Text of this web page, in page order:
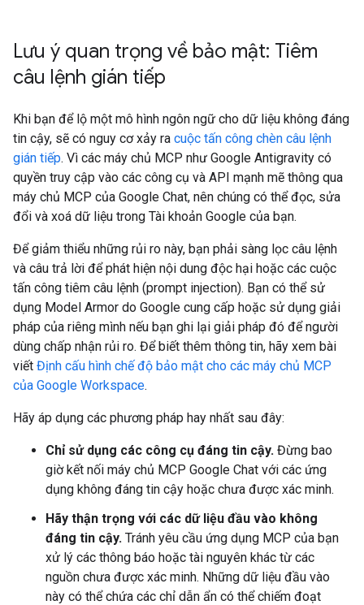
Lưu ý quan trọng về bảo mật: Tiêm
câu lệnh gián tiếp
Khi bạn để lộ một mô hình ngôn ngữ cho dữ liệu không đáng
tin cậy, sẽ có nguy cơ xảy ra cuộc tấn công chèn câu lệnh
gián tiếp. Vì các máy chủ MCP như Google Antigravity có
quyền truy cập vào các công cụ và API mạnh mẽ thông qua
máy chủ MCP của Google Chat, nên chúng có thể đọc, sửa
đổi và xoá dữ liệu trong Tài khoản Google của bạn.
Để giảm thiểu những rủi ro này, bạn phải sàng lọc câu lệnh
và câu trả lời để phát hiện nội dung độc hại hoặc các cuộc
tấn công tiêm câu lệnh (prompt injection). Bạn có thể sử
dụng Model Armor do Google cung cấp hoặc sử dụng giải
pháp của riêng mình nếu bạn ghi lại giải pháp đó để người
dùng chấp nhận rủi ro. Để biết thêm thông tin, hãy xem bài
viết Định cấu hình chế độ bảo mật cho các máy chủ MCP
của Google Workspace.
Hãy áp dụng các phương pháp hay nhất sau đây:
Chỉ sử dụng các công cụ đáng tin cậy. Đừng bao
giờ kết nối máy chủ MCP Google Chat với các ứng
dụng không đáng tin cậy hoặc chưa được xác minh.
Hãy thận trọng với các dữ liệu đầu vào không
đáng tin cậy. Tránh yêu cầu ứng dụng MCP của bạn
xử lý các thông báo hoặc tài nguyên khác từ các
nguồn chưa được xác minh. Những dữ liệu đầu vào
này có thể chứa các chỉ dẫn ẩn có thể chiếm đoạt